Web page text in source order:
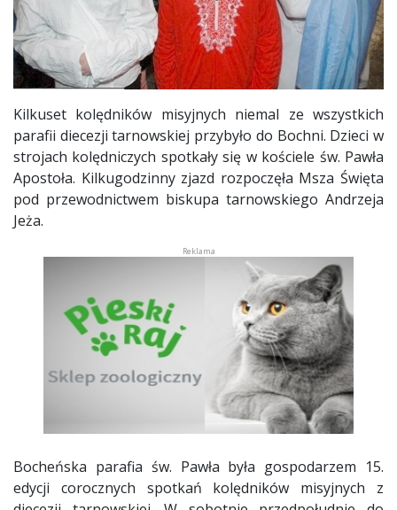
Kilkuset kolędników misyjnych niemal ze wszystkich
parafii diecezji tarnowskiej przybyło do Bochni. Dzieci w
strojach kolędniczych spotkały się w kościele św. Pawła
Apostoła. Kilkugodzinny zjazd rozpoczęła Msza Święta
pod przewodnictwem biskupa tarnowskiego Andrzeja
Jeża.
Bocheńska parafia św. Pawła była gospodarzem 15.
edycji corocznych spotkań kolędników misyjnych z